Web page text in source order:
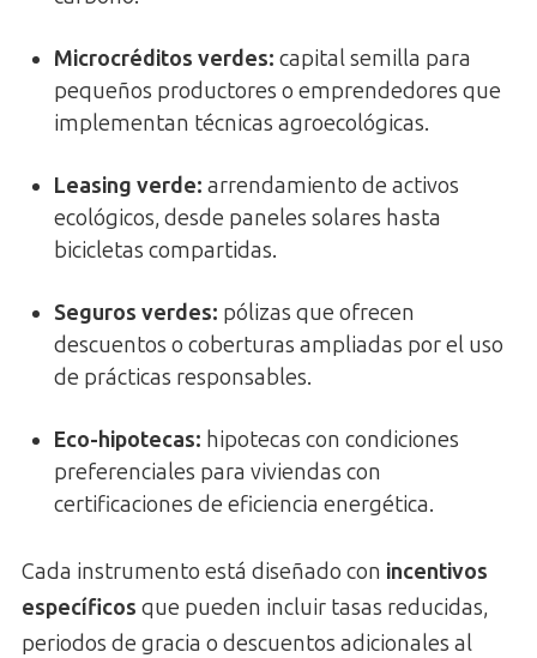
Microcréditos verdes: capital semilla para
pequeños productores o emprendedores que
implementan técnicas agroecológicas.
Leasing verde: arrendamiento de activos
ecológicos, desde paneles solares hasta
bicicletas compartidas.
Seguros verdes: pólizas que ofrecen
descuentos o coberturas ampliadas por el uso
de prácticas responsables.
Eco-hipotecas: hipotecas con condiciones
preferenciales para viviendas con
certificaciones de eficiencia energética.
Cada instrumento está diseñado con incentivos
específicos que pueden incluir tasas reducidas,
periodos de gracia o descuentos adicionales al